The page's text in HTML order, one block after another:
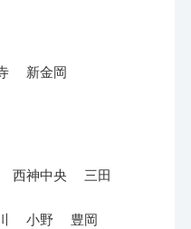
新金岡
西神中央 三田
小野 豊岡